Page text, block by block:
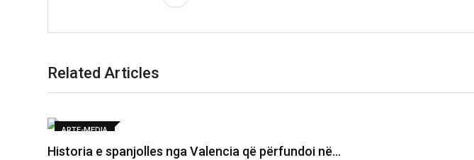
Related Articles
ARTE-MEDIA
Historia e spanjolles nga Valencia që përfundoi në…